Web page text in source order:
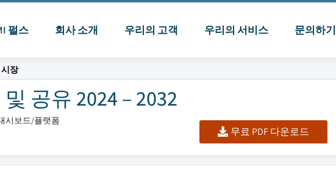
펄스 회사 소개 우리의 고객 우리의 서비스 문의하기
장
공유 2024 – 2032
시보드/플랫폼
무료 PDF 다운로드